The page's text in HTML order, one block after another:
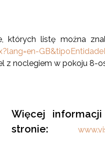
których listę można
z noclegiem w pokoju 8-
Więcej
stronie: